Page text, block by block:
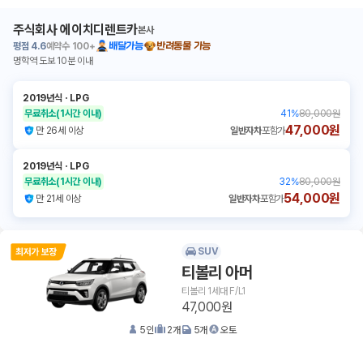
주식회사 에이치디렌트카본사
평점 4.6예약수 100+ 배달가능
반려동물 가능
명학역 도보 10분 이내
2019년식 ㆍ LPG
무료취소(1시간 이내) 41 %80,000원
만 26세 이상
일반자차포함가47,000원
2019년식 ㆍ LPG
무료취소(1시간 이내) 32%80,000원
만 21세 이상
일반자차포함가54,000원
SUV
티볼리 아머
티볼리 1세대 F/L1
47,000원
5인 2개 5개 오토